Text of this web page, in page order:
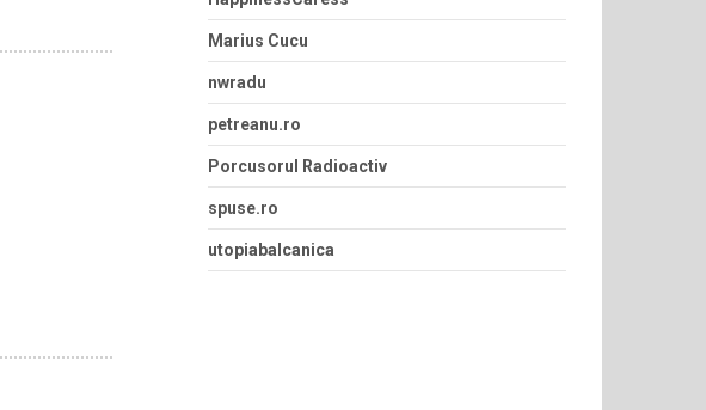
Marius Cucu
nwradu
petreanu.ro
Porcusorul Radioactiv
spuse.ro
utopiabalcanica